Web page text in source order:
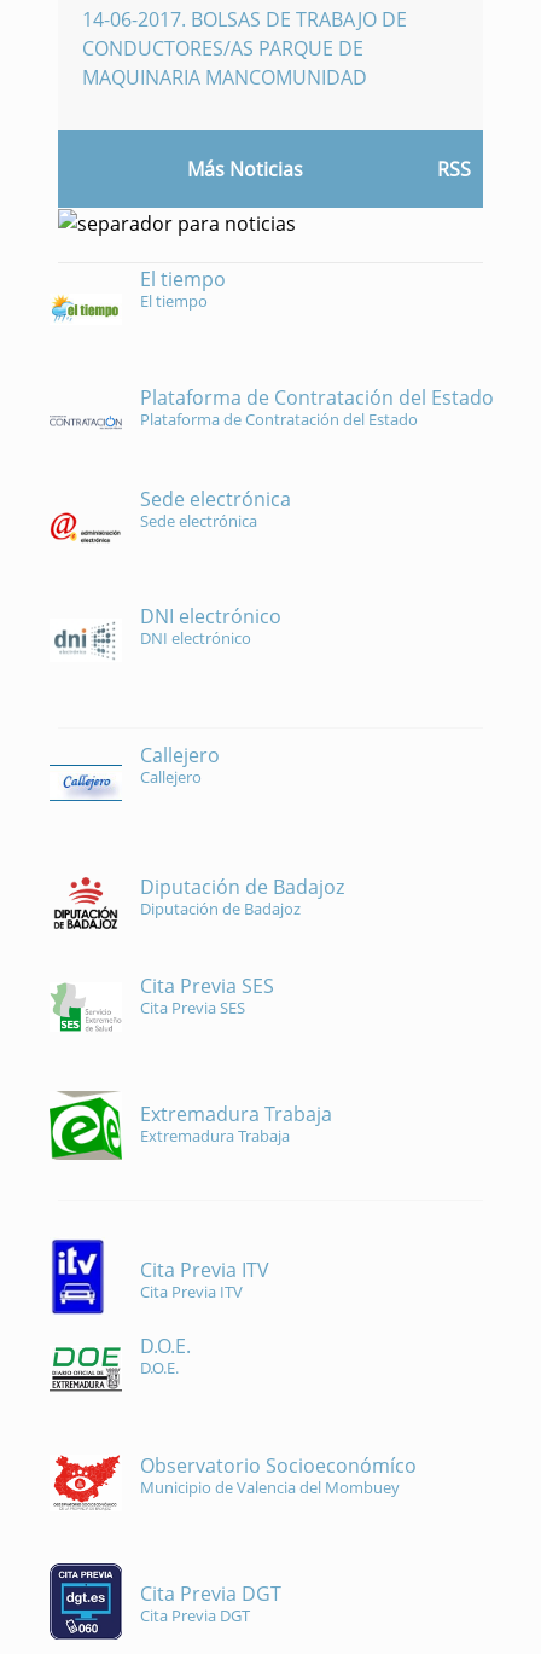
14-06-2017. BOLSAS DE TRABAJO DE
CONDUCTORES/AS PARQUE DE
MAQUINARIA MANCOMUNIDAD
Más Noticias RSS
El tiempo
El tiempo
Plataforma de Contratación del Estado
Plataforma de Contratación del Estado
Sede electrónica
Sede electrónica
DNI electrónico
DNI electrónico
Callejero
Callejero
Diputación de Badajoz
Diputación de Badajoz
Cita Previa SES
Cita Previa SES
Extremadura Trabaja
Extremadura Trabaja
Cita Previa ITV
Cita Previa ITV
D.O.E.
D.O.E.
Observatorio Socioeconómíco
Municipio de Valencia del Mombuey
Cita Previa DGT
Cita Previa DGT